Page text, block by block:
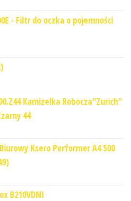
- Filtr do oczka o pojemności
Kamizelka Robocza"Zurich"
44
Ksero Performer A4 500
B210VDNI